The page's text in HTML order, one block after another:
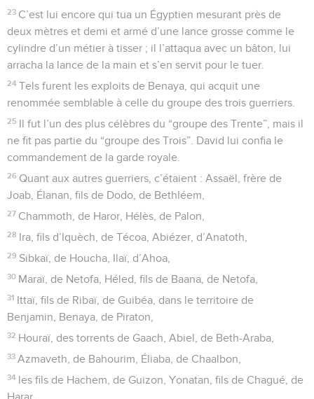
23 C’est lui encore qui tua un Égyptien mesurant près de
deux mètres et demi et armé d’une lance grosse comme le
cylindre d’un métier à tisser ; il l’attaqua avec un bâton, lui
arracha la lance de la main et s’en servit pour le tuer.
24 Tels furent les exploits de Benaya, qui acquit une
renommée semblable à celle du groupe des trois guerriers.
25 Il fut l’un des plus célèbres du “groupe des Trente”, mais il
ne fit pas partie du “groupe des Trois”. David lui confia le
commandement de la garde royale.
26 Quant aux autres guerriers, c’étaient : Assaël, frère de
Joab, Élanan, fils de Dodo, de Bethléem,
27 Chammoth, de Haror, Hélès, de Palon,
28 Ira, fils d’Iquèch, de Técoa, Abiézer, d’Anatoth,
29 Sibkaï, de Houcha, Ilaï, d’Ahoa,
30 Maraï, de Netofa, Héled, fils de Baana, de Netofa,
31 Ittaï, fils de Ribaï, de Guibéa, dans le territoire de
Benjamin, Benaya, de Piraton,
32 Houraï, des torrents de Gaach, Abiel, de Beth-Araba,
33 Azmaveth, de Bahourim, Éliaba, de Chaalbon,
34 les fils de Hachem, de Guizon, Yonatan, fils de Chagué, de
Harar,